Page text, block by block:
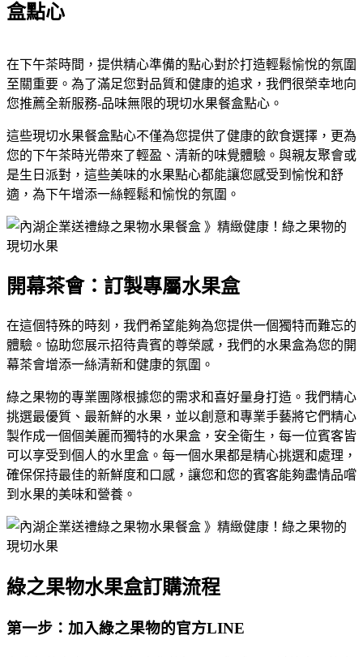
盒點心
在下午茶時間，提供精心準備的點心對於打造輕鬆愉悅的氛圍
至關重要。為了滿足您對品質和健康的追求，我們很榮幸地向
您推薦全新服務-品味無限的現切水果餐盒點心。
這些現切水果餐盒點心不僅為您提供了健康的飲食選擇，更為
您的下午茶時光帶來了輕盈、清新的味覺體驗。與親友聚會或
是生日派對，這些美味的水果點心都能讓您感受到愉悅和舒
適，為下午增添一絲輕鬆和愉悅的氛圍。
開幕茶會：訂製專屬水果盒
在這個特殊的時刻，我們希望能夠為您提供一個獨特而難忘的
體驗。協助您展示招待貴賓的尊榮感，我們的水果盒為您的開
幕茶會增添一絲清新和健康的氛圍。
綠之果物的專業團隊根據您的需求和喜好量身打造。我們精心
挑選最優質、最新鮮的水果，並以創意和專業手藝將它們精心
製作成一個個美麗而獨特的水果盒，安全衛生，每一位賓客皆
可以享受到個人的水里盒。每一個水果都是精心挑選和處理，
確保保持最佳的新鮮度和口感，讓您和您的賓客能夠盡情品嚐
到水果的美味和營養。
綠之果物水果盒訂購流程
第一步：加入綠之果物的官方LINE